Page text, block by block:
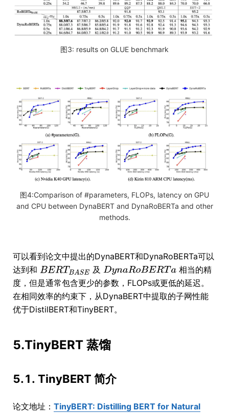
图3: results on GLUE benchmark
图4:Comparison of #parameters, FLOPs, latency on GPU
and CPU between DynaBERT and DynaRoBERTa and other
methods.
可以看到论文中提出的DynaBERT和DynaRoBERTa可以
达到和
及
相当的精
度，但是通常包含更少的参数，FLOPs或更低的延迟。
在相同效率的约束下，从DynaBERT中提取的子网性能
优于DistilBERT和TinyBERT。
5.TinyBERT 蒸馏
5.1. TinyBERT 简介
论文地址： TinyBERT: Distilling BERT for Natural